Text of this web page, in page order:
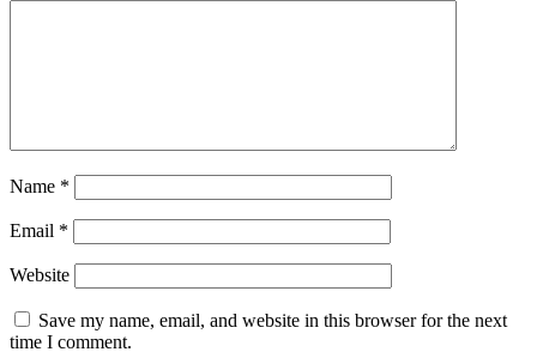
Name *
Email *
Website
Save my name, email, and website in this browser for the next
time I comment.